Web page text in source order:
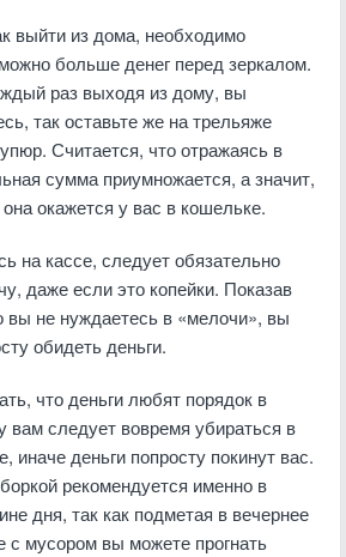
выйти из дома, необходимо
больше денег перед зеркалом.
раз выходя из дому, вы
так оставьте же на трельяже
Считается, что отражаясь в
сумма приумножается, а значит,
окажется у вас в кошельке.
на кассе, следует обязательно
даже если это копейки. Показав
вы не нуждаетесь в «мелочи», вы
обидеть деньги.
что деньги любят порядок в
вам следует вовремя убираться в
иначе деньги попросту покинут вас.
рекомендуется именно в
дня, так как подметая в вечернее
с мусором вы можете прогнать